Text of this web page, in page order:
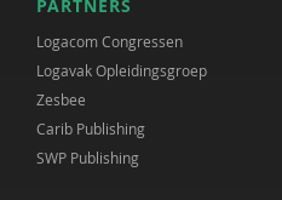
PARTNERS
Logacom Congressen
Logavak Opleidingsgroep
Zesbee
Carib Publishing
SWP Publishing